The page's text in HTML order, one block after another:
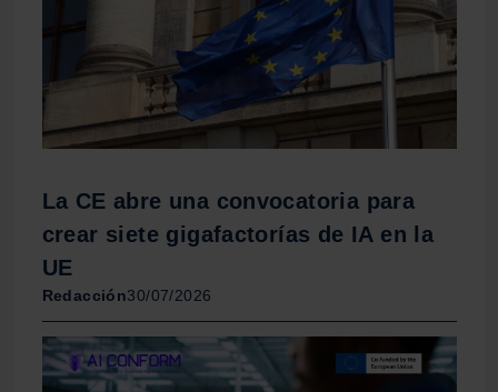
La CE abre una convocatoria para
crear siete gigafactorías de IA en la
UE
Redacción30/07/2026